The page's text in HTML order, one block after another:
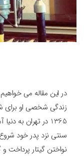
در این مقاله می خواهیم
نواختن گیتار پرداخت